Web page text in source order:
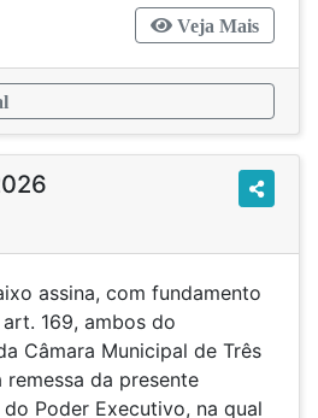
Veja Mais
assina, com fundamento
169, ambos do
Câmara Municipal de Três
da presente
Poder Executivo, na qual